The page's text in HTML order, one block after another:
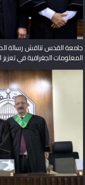
جامعة القدس تناقش رسالة
المعلومات الجغرافية في تعزيز